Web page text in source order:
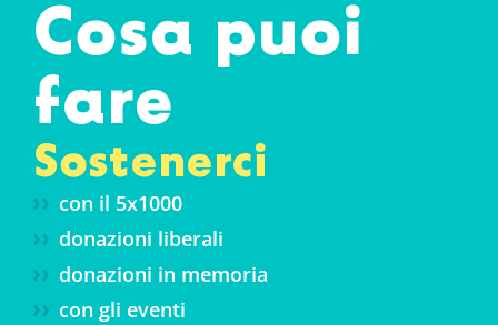
Cosa puoi
fare
Sostenerci
con il 5x1000
donazioni liberali
donazioni in memoria
con gli eventi